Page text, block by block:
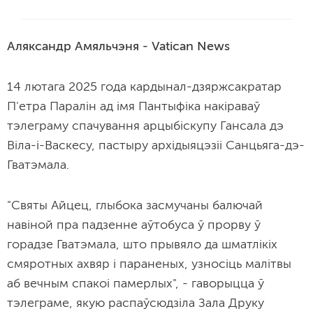
Аляксандр Амяльчэня - Vatican News
14 лютага 2025 года кардынал-дзяржсакратар
П'етра Паралін ад імя Пантыфіка накіраваў
тэлеграму спачування арцыбіскупу Гансала дэ
Віла-і-Васкесу, пастыру архідыяцэзіі Санцьяга-дэ-
Гватэмала.
"Святы Айцец, глыбока засмучаны балючай
навіной пра падзенне аўтобуса ў прорву ў
горадзе Гватэмала, што прывяло да шматлікіх
смяротных ахвяр і параненых, узносіць малітвы
аб вечным спакоі памерлых", - гаворыцца ў
тэлеграме, якую распаўсюдзіла Зала Друку